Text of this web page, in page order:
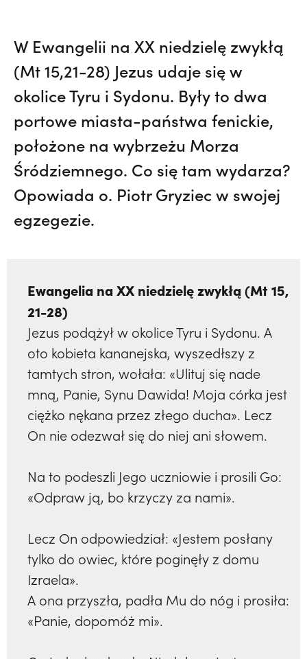
W Ewangelii na XX niedzielę zwykłą
(Mt 15,21-28) Jezus udaje się w
okolice Tyru i Sydonu. Były to dwa
portowe miasta-państwa fenickie,
położone na wybrzeżu Morza
Śródziemnego. Co się tam wydarza?
Opowiada o. Piotr Gryziec w swojej
egzegezie.
Ewangelia na XX niedzielę zwykłą (Mt 15,
21-28)
Jezus podążył w okolice Tyru i Sydonu. A
oto kobieta kananejska, wyszedłszy z
tamtych stron, wołała: «Ulituj się nade
mną, Panie, Synu Dawida! Moja córka jest
ciężko nękana przez złego ducha». Lecz
On nie odezwał się do niej ani słowem.
Na to podeszli Jego uczniowie i prosili Go:
«Odpraw ją, bo krzyczy za nami».
Lecz On odpowiedział: «Jestem posłany
tylko do owiec, które poginęły z domu
Izraela».
A ona przyszła, padła Mu do nóg i prosiła:
«Panie, dopomóż mi».